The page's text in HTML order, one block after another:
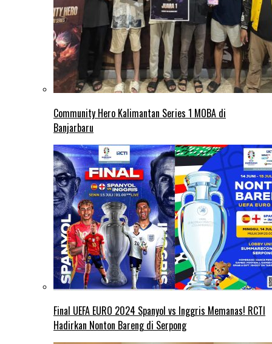
Community Hero Kalimantan Series 1 MOBA di
Banjarbaru
Final UEFA EURO 2024 Spanyol vs Inggris Memanas! RCTI
Hadirkan Nonton Bareng di Serpong